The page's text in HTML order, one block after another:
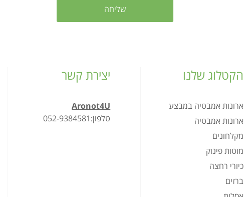
הקטלוג שלנו
ארונות אמבטיה במבצע
ארונות אמבטיה
מקלחונים
מוטות פינוק
כיורי רחצה
ברזים
יצירת קשר
Aronot4U
טלפון:052-9384581